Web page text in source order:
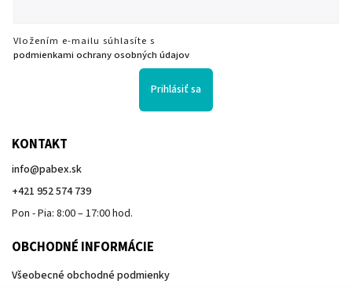
Vložením e-mailu súhlasíte s
podmienkami ochrany osobných údajov
Prihlásiť sa
KONTAKT
info@pabex.sk
+421 952 574 739
Pon - Pia: 8:00 – 17:00 hod.
OBCHODNÉ INFORMÁCIE
Všeobecné obchodné podmienky